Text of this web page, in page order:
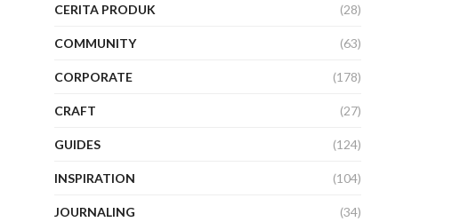
CERITA PRODUK (28)
COMMUNITY (63)
CORPORATE (178)
CRAFT (27)
GUIDES (124)
INSPIRATION (104)
JOURNALING (34)